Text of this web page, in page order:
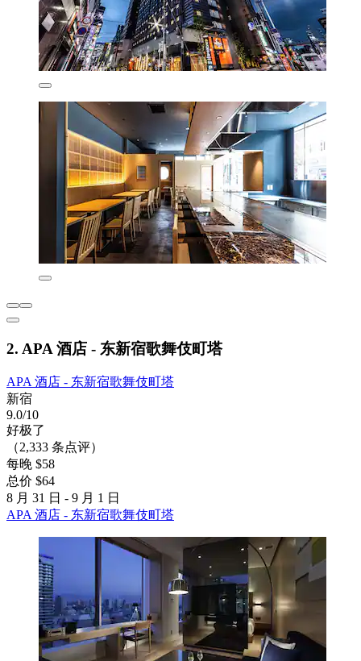
2. APA 酒店 - 东新宿歌舞伎町塔
APA 酒店 - 东新宿歌舞伎町塔
新宿
9.0/10
好极了
（2,333 条点评）
每晚 $58
总价 $64
8 月 31 日 - 9 月 1 日
APA 酒店 - 东新宿歌舞伎町塔